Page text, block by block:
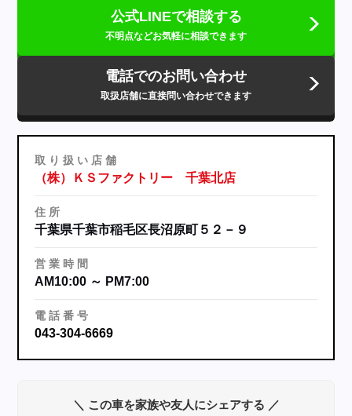
公式LINEで相談する
不明点などお気軽に相談できます
電話でのお問い合わせ
取扱店舗に直接問い合わせできます
取 り 扱 い 店 舗
（株）ＫＳファクトリー 千葉北店
住 所
千葉県千葉市稲毛区長沼原町５２－９
営 業 時 間
AM10:00 ～ PM7:00
電 話 番 号
043-304-6669
＼ この車を家族や友人にシェアする ／